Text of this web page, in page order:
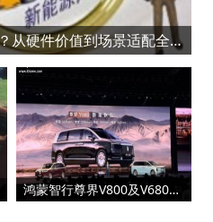
新能源车智驾配置怎么选？从硬件价值到场景适配全解析
鸿蒙智行尊界V800及V680发布，V800以四重备份架构开启L3自动驾驶新篇